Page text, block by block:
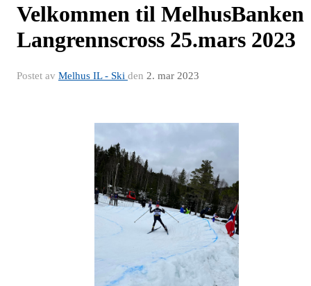
Velkommen til MelhusBanken
Langrennscross 25.mars 2023
Postet av Melhus IL - Ski den 2. mar 2023